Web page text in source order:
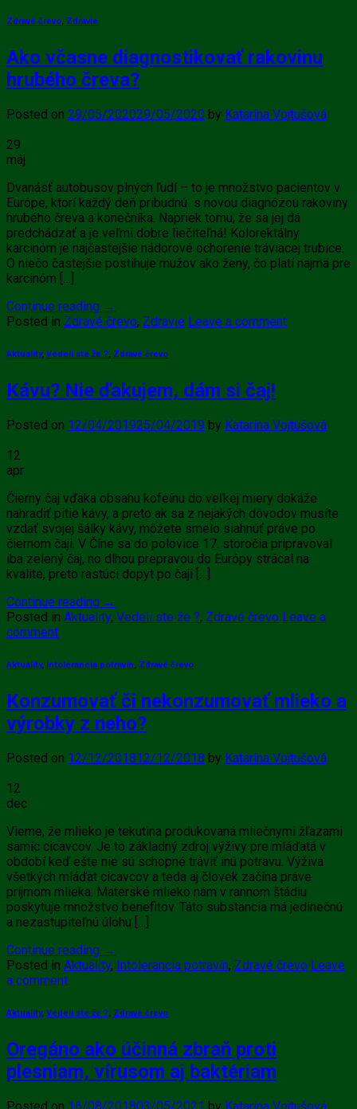
Zdravé črevo, Zdravie
Ako včasne diagnostikovať rakovinu
hrubého čreva?
Posted on 29/05/202029/05/2020 by Katarína Vojtušová
29
máj
Dvanásť autobusov plných ľudí – to je množstvo pacientov v
Európe, ktorí každý deň pribudnú s novou diagnózou rakoviny
hrubého čreva a konečníka. Napriek tomu, že sa jej dá
predchádzať a je veľmi dobre liečiteľná! Kolorektálny
karcinóm je najčastejšie nádorové ochorenie tráviacej trubice.
O niečo častejšie postihuje mužov ako ženy, čo platí najmä pre
karcinóm […]
Continue reading →
Posted in Zdravé črevo, Zdravie Leave a comment
Aktuality, Vedeli ste že ?, Zdravé črevo
Kávu? Nie ďakujem, dám si čaj!
Posted on 12/04/201925/04/2019 by Katarína Vojtušová
12
apr
Čierny čaj vďaka obsahu kofeínu do veľkej miery dokáže
nahradiť pitie kávy, a preto ak sa z nejakých dôvodov musíte
vzdať svojej šálky kávy, môžete smelo siahnúť práve po
čiernom čaji. V Číne sa do polovice 17. storočia pripravoval
iba zelený čaj, no dlhou prepravou do Európy strácal na
kvalite, preto rastúci dopyt po čaji […]
Continue reading →
Posted in Aktuality, Vedeli ste že ?, Zdravé črevo Leave a
comment
Aktuality, Intolerancia potravín, Zdravé črevo
Konzumovať či nekonzumovať mlieko a
výrobky z neho?
Posted on 12/12/201812/12/2018 by Katarína Vojtušová
12
dec
Vieme, že mlieko je tekutina produkovaná mliečnymi žľazami
samíc cicavcov. Je to základný zdroj výživy pre mláďatá v
období keď ešte nie sú schopné tráviť inú potravu. Výživa
všetkých mláďat cicavcov a teda aj človek začína práve
príjmom mlieka. Materské mlieko nám v rannom štádiu
poskytuje množstvo benefitov. Táto substancia má jedinečnú
a nezastupiteľnú úlohu […]
Continue reading →
Posted in Aktuality, Intolerancia potravín, Zdravé črevo Leave
a comment
Aktuality, Vedeli ste že ?, Zdravé črevo
Oregáno ako účinná zbraň proti
plesniam, vírusom aj baktériam
Posted on 16/08/201803/05/2021 by Katarína Vojtušová